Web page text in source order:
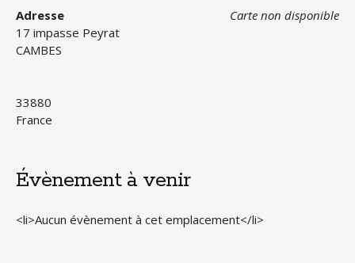
Carte non disponible
Adresse
17 impasse Peyrat
CAMBES
33880
France
Évènement à venir
<li>Aucun évènement à cet emplacement</li>